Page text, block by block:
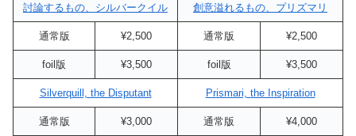
討論するもの、シルバークイル 創意溢れるもの、プリズマリ
通常版 ¥2,500 通常版 ¥2,500
foil版 ¥3,500 foil版 ¥3,500
Silverquill, the Disputant Prismari, the Inspiration
通常版 ¥3,000 通常版 ¥4,000